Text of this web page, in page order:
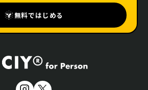
無料ではじめる